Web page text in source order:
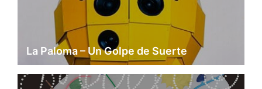
La Paloma – Un Golpe de Suerte